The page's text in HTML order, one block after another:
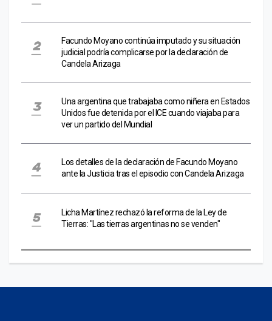
Facundo Moyano continúa imputado y su situación
judicial podría complicarse por la declaración de
Candela Arizaga
Una argentina que trabajaba como niñera en Estados
Unidos fue detenida por el ICE cuando viajaba para
ver un partido del Mundial
Los detalles de la declaración de Facundo Moyano
ante la Justicia tras el episodio con Candela Arizaga
Licha Martínez rechazó la reforma de la Ley de
Tierras: "Las tierras argentinas no se venden"